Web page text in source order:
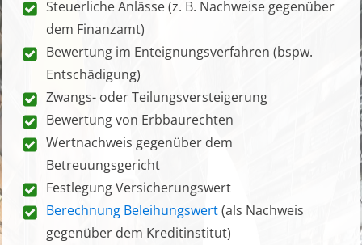
Steuerliche Anlässe (z. B. Nachweise gegenüber
dem Finanzamt)
Bewertung im Enteignungsverfahren (bspw.
Entschädigung)
Zwangs- oder Teilungsversteigerung
Bewertung von Erbbaurechten
Wertnachweis gegenüber dem
Betreuungsgericht
Festlegung Versicherungswert
Berechnung Beleihungswert(als Nachweis
gegenüber dem Kreditinstitut)